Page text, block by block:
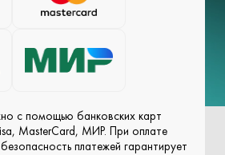
с помощью банковских карт
MasterCard, МИР. При оплате
платежей гарантирует